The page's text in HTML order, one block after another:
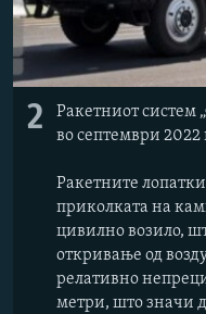
2
Ракетниот систем
во септември 2022
Ракетните
приколката на
цивилно возило,
откривање од
релативно
метри, што значи